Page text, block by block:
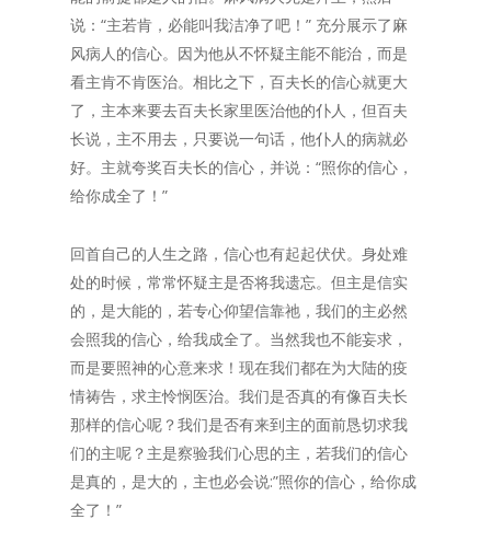
说：“主若肯，必能叫我洁净了吧！” 充分展示了麻
风病人的信心。因为他从不怀疑主能不能治，而是
看主肯不肯医治。相比之下，百夫长的信心就更大
了，主本来要去百夫长家里医治他的仆人，但百夫
长说，主不用去，只要说一句话，他仆人的病就必
好。主就夸奖百夫长的信心，并说：“照你的信心，
给你成全了！”
回首自己的人生之路，信心也有起起伏伏。身处难
处的时候，常常怀疑主是否将我遗忘。但主是信实
的，是大能的，若专心仰望信靠祂，我们的主必然
会照我的信心，给我成全了。当然我也不能妄求，
而是要照神的心意来求！现在我们都在为大陆的疫
情祷告，求主怜悯医治。我们是否真的有像百夫长
那样的信心呢？我们是否有来到主的面前恳切求我
们的主呢？主是察验我们心思的主，若我们的信心
是真的，是大的，主也必会说:”照你的信心，给你成
全了！”